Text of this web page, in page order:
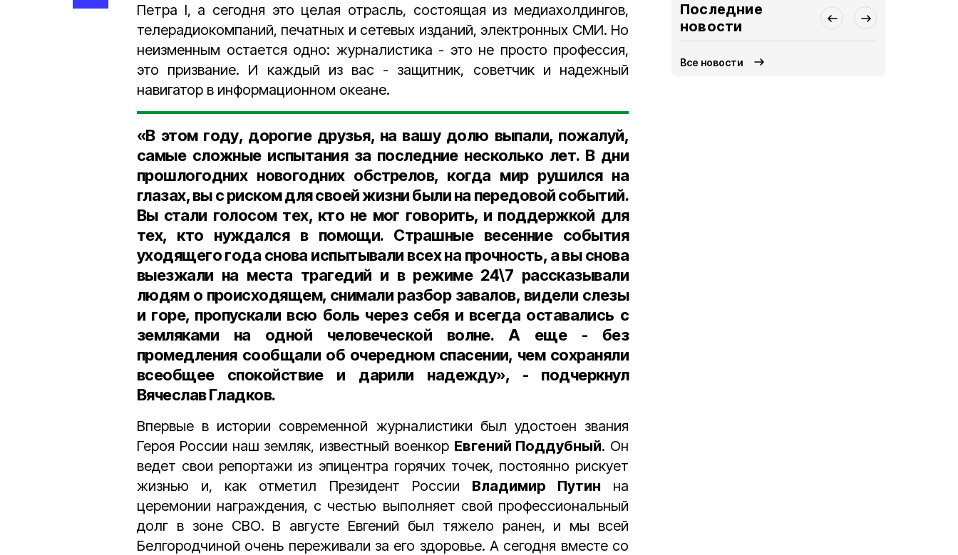
Петра I, а сегодня это целая отрасль, состоящая из медиахолдингов,
телерадиокомпаний, печатных и сетевых изданий, электронных СМИ. Но
неизменным остается одно: журналистика - это не просто профессия,
это призвание. И каждый из вас - защитник, советчик и надежный
навигатор в информационном океане.
«В этом году, дорогие друзья, на вашу долю выпали, пожалуй,
самые сложные испытания за последние несколько лет. В дни
прошлогодних новогодних обстрелов, когда мир рушился на
глазах, вы с риском для своей жизни были на передовой событий.
Вы стали голосом тех, кто не мог говорить, и поддержкой для
тех, кто нуждался в помощи. Страшные весенние события
уходящего года снова испытывали всех на прочность, а вы снова
выезжали на места трагедий и в режиме 24\7 рассказывали
людям о происходящем, снимали разбор завалов, видели слезы
и горе, пропускали всю боль через себя и всегда оставались с
земляками на одной человеческой волне. А еще - без
промедления сообщали об очередном спасении, чем сохраняли
всеобщее спокойствие и дарили надежду», - подчеркнул
Вячеслав Гладков.
Впервые в истории современной журналистики был удостоен звания
Героя России наш земляк, известный военкор Евгений Поддубный. Он
ведет свои репортажи из эпицентра горячих точек, постоянно рискует
жизнью и, как отметил Президент России Владимир Путин на
церемонии награждения, с честью выполняет свой профессиональный
долг в зоне СВО. В августе Евгений был тяжело ранен, и мы всей
Белгородчиной очень переживали за его здоровье. А сегодня вместе со
Последние
новости
Все новости